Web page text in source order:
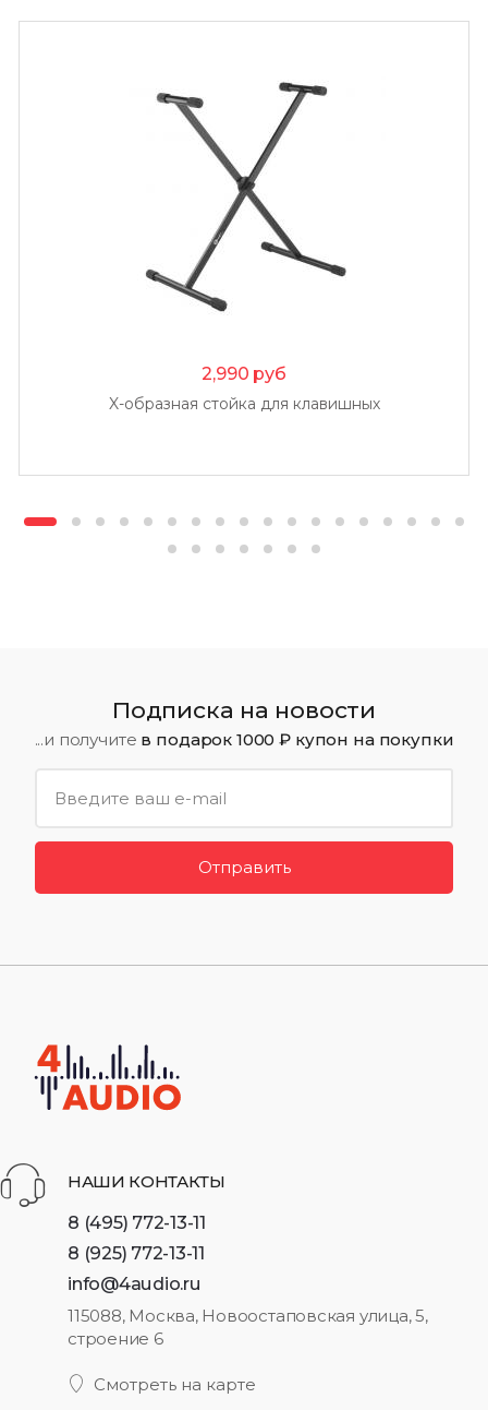
2,990 руб
X-образная стойка для клавишных
Подписка на новости
...и получите в подарок 1000 ₽ купон на покупки
Отправить
НАШИ КОНТАКТЫ
8 (495) 772-13-11
8 (925) 772-13-11
info@4audio.ru
115088, Москва, Новоостаповская улица, 5,
строение 6
Смотреть на карте